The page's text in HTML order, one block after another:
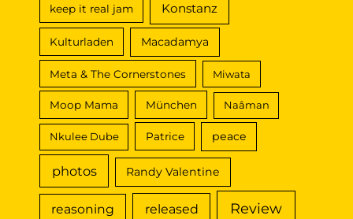
keep it real jam Konstanz
Kulturladen Macadamya
Meta & The Cornerstones Miwata
Moop Mama München Naâman
Nkulee Dube Patrice peace
photos Randy Valentine
reasoning released Review